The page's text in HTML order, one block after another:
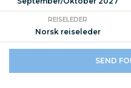
REISELEDER
Norsk reiseleder
SEND